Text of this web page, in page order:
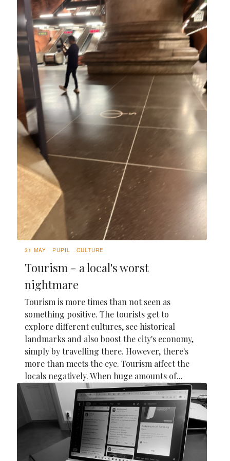
31 MAY PUPIL CULTURE
Tourism - a local's worst
nightmare
Tourism is more times than not seen as
something positive. The tourists get to
explore different cultures, see historical
landmarks and also boost the city's economy,
simply by travelling there. However, there's
more than meets the eye. Tourism affect the
locals negatively. When huge amounts of...